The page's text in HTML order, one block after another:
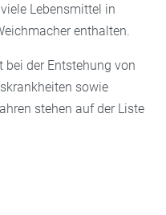
Lebensmittel in
enthalten.
bei der Entstehung von
sowie
stehen auf der Liste